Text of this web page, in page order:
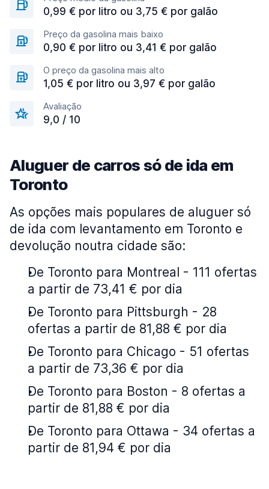
0,99 € por litro ou 3,75 € por galão
Preço da gasolina mais baixo
0,90 € por litro ou 3,41 € por galão
O preço da gasolina mais alto
1,05 € por litro ou 3,97 € por galão
Avaliação
9,0 / 10
Aluguer de carros só de ida em
Toronto
As opções mais populares de aluguer só
de ida com levantamento em Toronto e
devolução noutra cidade são:
De Toronto para Montreal - 111 ofertas
a partir de 73,41 € por dia
De Toronto para Pittsburgh - 28
ofertas a partir de 81,88 € por dia
De Toronto para Chicago - 51 ofertas
a partir de 73,36 € por dia
De Toronto para Boston - 8 ofertas a
partir de 81,88 € por dia
De Toronto para Ottawa - 34 ofertas a
partir de 81,94 € por dia